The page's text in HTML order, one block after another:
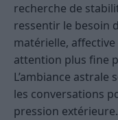
recherche de
ressentir le besoin
matérielle,
attention plus fine
L’ambiance
les conversations
pression